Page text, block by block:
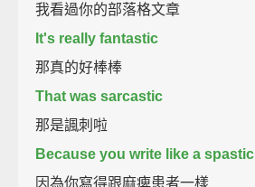
我看過你的部落格文章
It's really fantastic
那真的好棒棒
That was sarcastic
那是諷刺啦
Because you write like a spastic
因為你寫得跟麻痺患者一樣